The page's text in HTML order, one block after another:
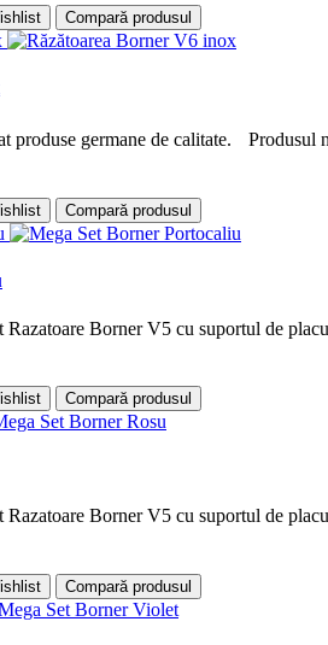
Compară produsul
produse germane de calitate. Produsul
Compară produsul
Borner V5 cu suportul de
Compară produsul
Borner V5 cu suportul de
Compară produsul